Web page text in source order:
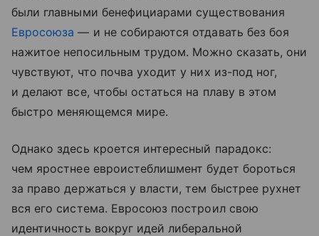
были главными бенефициарами существования
Евросоюза — и не собираются отдавать без боя
нажитое непосильным трудом. Можно сказать, они
чувствуют, что почва уходит у них из-под ног,
и делают все, чтобы остаться на плаву в этом
быстро меняющемся мире.
Однако здесь кроется интересный парадокс:
чем яростнее евроистеблишмент будет бороться
за право держаться у власти, тем быстрее рухнет
вся его система. Евросоюз построил свою
идентичность вокруг идей либеральной